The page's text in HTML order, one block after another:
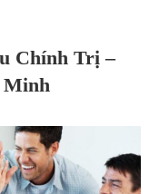
Chính Trị –
Minh